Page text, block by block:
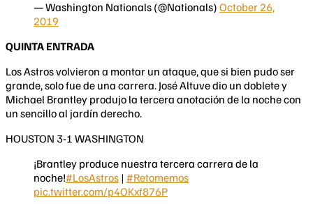
— Washington Nationals (@Nationals) October 26,
2019
QUINTA ENTRADA
Los Astros volvieron a montar un ataque, que si bien pudo ser
grande, solo fue de una carrera. José Altuve dio un doblete y
Michael Brantley produjo la tercera anotación de la noche con
un sencillo al jardín derecho.
HOUSTON 3-1 WASHINGTON​
¡Brantley produce nuestra tercera carrera de la
noche!#LosAstros | #Retomemos
pic.twitter.com/p4OKxf876P